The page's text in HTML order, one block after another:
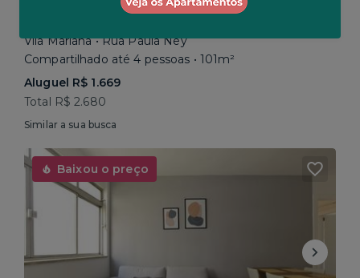
Vila Mariana • Rua Paula Ney
Compartilhado até 4 pessoas • 101m²
Aluguel R$ 1.669
Total R$ 2.680
Similar a sua busca
Baixou o preço